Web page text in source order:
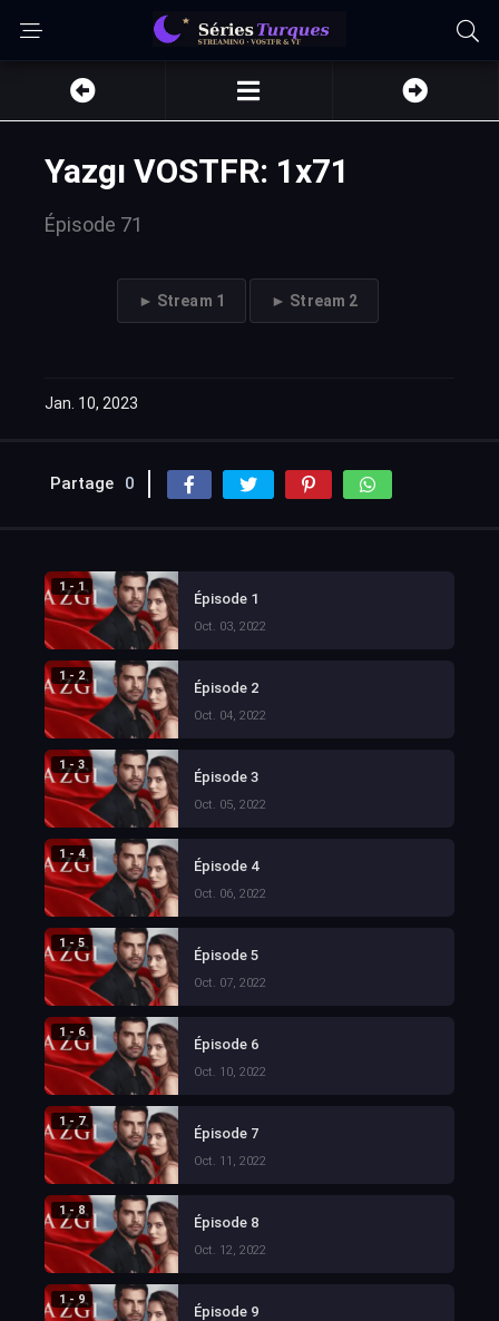
Yazgı VOSTFR: 1x71
Épisode 71
► Stream 1 ► Stream 2
Jan. 10, 2023
Partage 0
1 - 1
Épisode 1
Oct. 03, 2022
1 - 2
Épisode 2
Oct. 04, 2022
1 - 3
Épisode 3
Oct. 05, 2022
1 - 4
Épisode 4
Oct. 06, 2022
1 - 5
Épisode 5
Oct. 07, 2022
1 - 6
Épisode 6
Oct. 10, 2022
1 - 7
Épisode 7
Oct. 11, 2022
1 - 8
Épisode 8
Oct. 12, 2022
1 - 9
Épisode 9